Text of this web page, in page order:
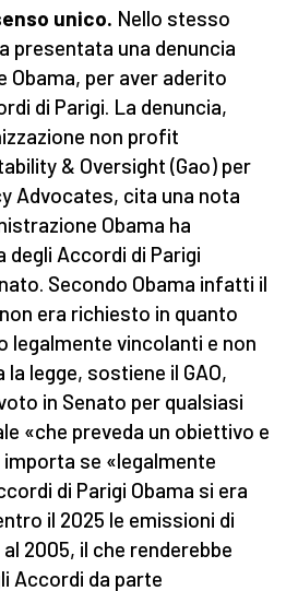
unico. Nello stesso
presentata una denuncia
Obama, per aver aderito
di Parigi. La denuncia,
non profit
& Oversight (Gao) per
Advocates, cita una nota
Obama ha
Accordi di Parigi
Secondo Obama infatti il
era richiesto in quanto
legalmente vincolanti e non
la legge, sostiene il GAO,
in Senato per qualsiasi
«che preveda un obiettivo e
se «legalmente
di Parigi Obama si era
il 2025 le emissioni di
2005, il che renderebbe
Accordi da parte